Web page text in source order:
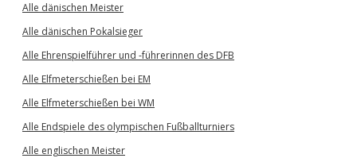
Alle dänischen Meister
Alle dänischen Pokalsieger
Alle Ehrenspielführer und -führerinnen des DFB
Alle Elfmeterschießen bei EM
Alle Elfmeterschießen bei WM
Alle Endspiele des olympischen Fußballturniers
Alle englischen Meister